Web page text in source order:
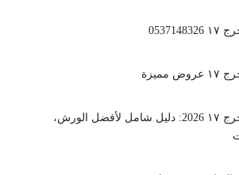
مطابخ الرياض مخرج ١٧ 2026: دليل شامل لأفضل الورش،